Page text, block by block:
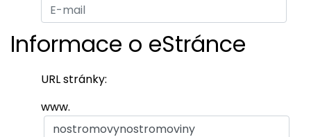
Informace o eStránce
URL stránky:
www.